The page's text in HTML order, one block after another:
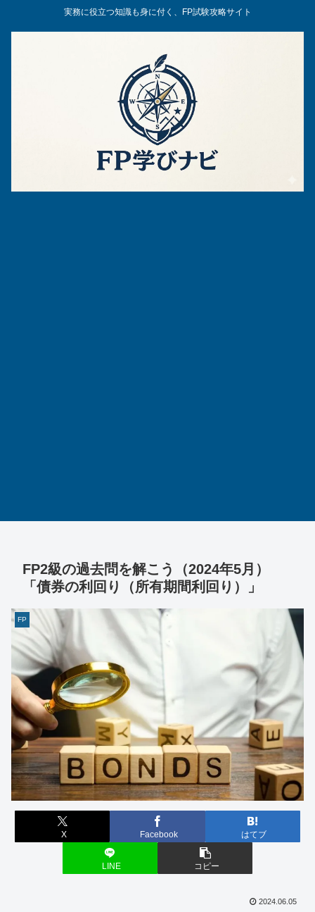
実務に役立つ知識も身に付く、FP試験攻略サイト
FP2級の過去問を解こう（2024年5月）
「債券の利回り（所有期間利回り）」
FP
X Facebook はてブ
LINE コピー
2024.06.05